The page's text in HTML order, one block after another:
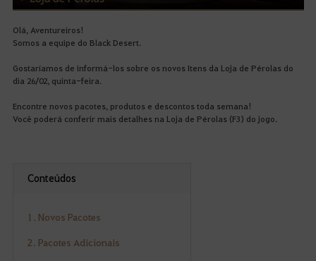
Olá, Aventureiros!
Somos a equipe do Black Desert.
Gostaríamos de informá-los sobre os novos Itens da Loja de Pérolas do
dia 26/02, quinta-feira.
Encontre novos pacotes, produtos e descontos toda semana!
Você poderá conferir mais detalhes na Loja de Pérolas (F3) do jogo.
Conteúdos
1. Novos Pacotes
2. Pacotes Adicionais